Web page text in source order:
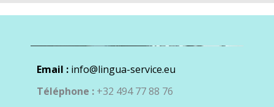
Email : info@lingua-service.eu
Téléphone : +32 494 77 88 76